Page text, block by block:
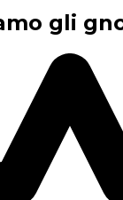
gli